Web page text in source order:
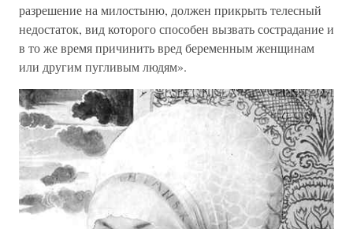
разрешение на милостыню, должен прикрыть телесный
недостаток, вид которого способен вызвать сострадание и
в то же время причинить вред беременным женщинам
или другим пугливым людям».